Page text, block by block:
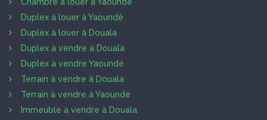
Chambre à louer à Yaoundé
Duplex à louer à Yaoundé
Duplex à louer à Douala
Duplex à vendre à Douala
Duplex à vendre Yaoundé
Terrain à vendre à Douala
Terrain à vendre à Yaoundé
Immeuble à vendre à Douala